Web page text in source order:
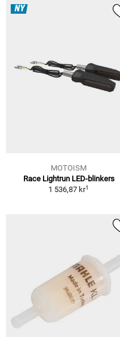
NY
MOTOISM
Race Lightrun LED-blinkers
1 536,87 kr1